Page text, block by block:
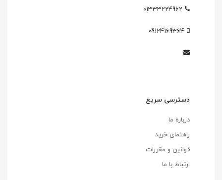
01333224962
09124169364
دسترسی سریع
درباره ما
راهنمای خرید
قوانین و مقررات
ارتباط با ما